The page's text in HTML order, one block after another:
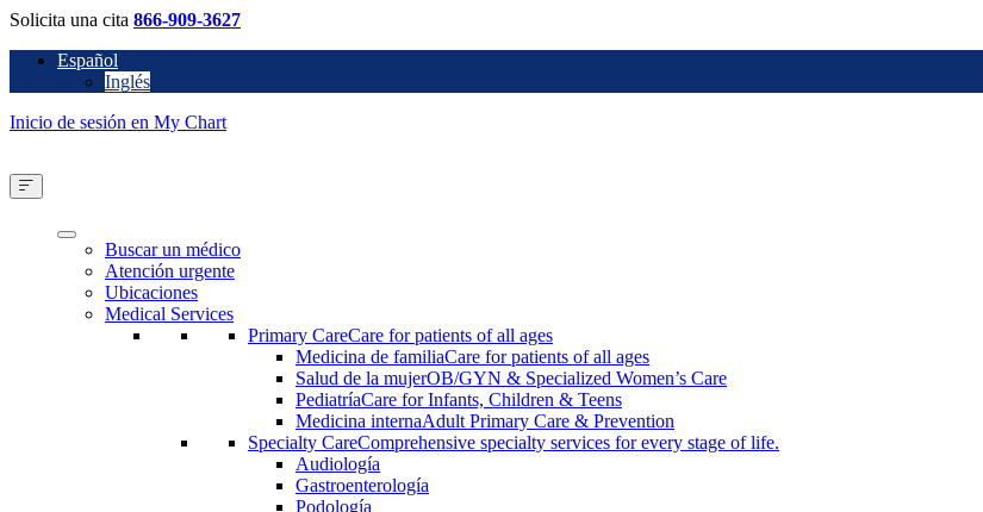
Solicita una cita 866-909-3627
Español
Inglés
Inicio de sesión en My Chart
Buscar un médico
Atención urgente
Ubicaciones
Medical Services
Primary CareCare for patients of all ages
Medicina de familiaCare for patients of all ages
Salud de la mujerOB/GYN & Specialized Women’s Care
PediatríaCare for Infants, Children & Teens
Medicina internaAdult Primary Care & Prevention
Specialty CareComprehensive specialty services for every stage of life.
Audiología
Gastroenterología
Podología